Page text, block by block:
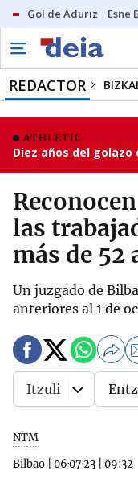
Gol de Aduriz Esne
REDACTOR
ATHLETIC
Diez años del golazo
las
más de 52
Un juzgado de
anteriores al 1 de
NTM
Bilbao
06·07·23 09:32
Itzuli